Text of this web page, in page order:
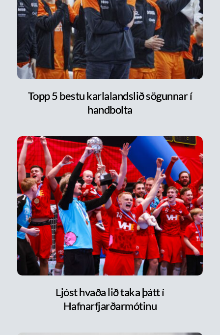
Topp 5 bestu karlalandslið sögunnar í
handbolta
Ljóst hvaða lið taka þátt í
Hafnarfjarðarmótinu